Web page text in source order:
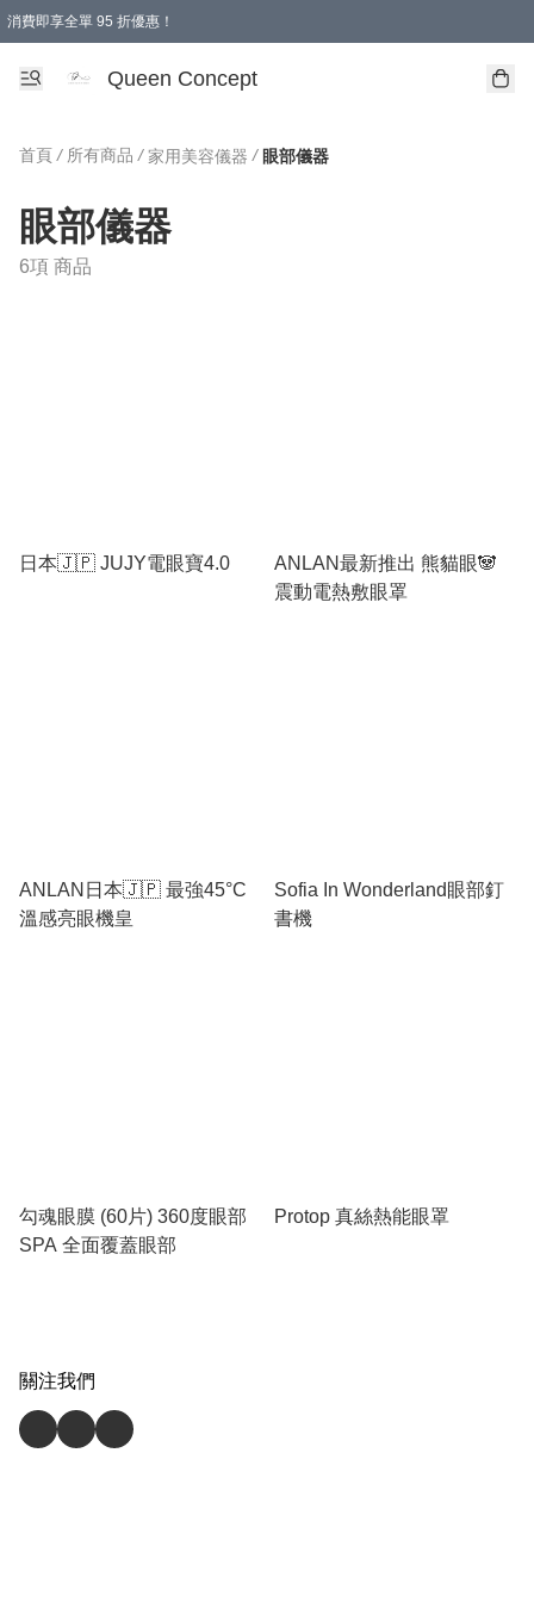
消費即享全單 95 折優惠！
Queen Concept
首頁 / 所有商品 / 家用美容儀器 / 眼部儀器
眼部儀器
6項 商品
日本🇯🇵 JUJY電眼寶4.0
ANLAN最新推出 熊貓眼🐼
震動電熱敷眼罩
ANLAN日本🇯🇵 最強45°C
溫感亮眼機皇
Sofia In Wonderland眼部釘
書機
勾魂眼膜 (60片) 360度眼部
SPA 全面覆蓋眼部
Protop 真絲熱能眼罩
關注我們